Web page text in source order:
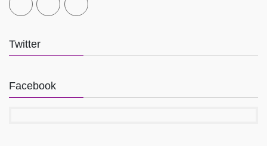
Twitter
Facebook